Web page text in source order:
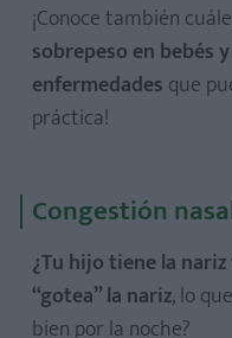
¡Conoce también
sobrepeso en bebés
enfermedades que
práctica!
Congestión
¿Tu hijo tiene la
“gotea” la nariz, lo
bien por la noche?